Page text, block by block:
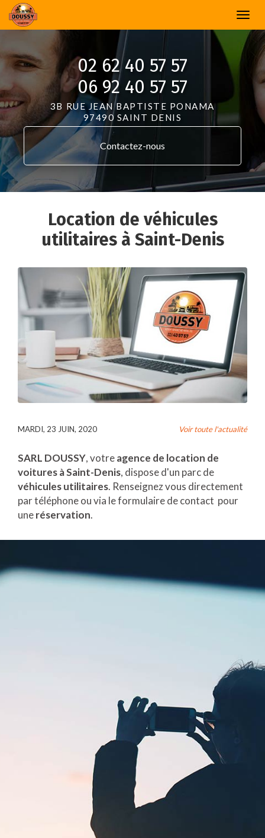
Aller
au
principal
02 62 40 57 57
06 92 40 57 57
3B RUE JEAN BAPTISTE PONAMA
97490 SAINT DENIS
Contactez-nous
Location de véhicules
utilitaires à Saint-Denis
MARDI, 23 JUIN, 2020 Voir toute l'actualité
SARL DOUSSY, votreagence de location de
voitures à Saint-Denis, dispose d'un parc de
véhicules utilitaires. Renseignez vous directement
par téléphone ou via le formulaire de contact pour
uneréservation.